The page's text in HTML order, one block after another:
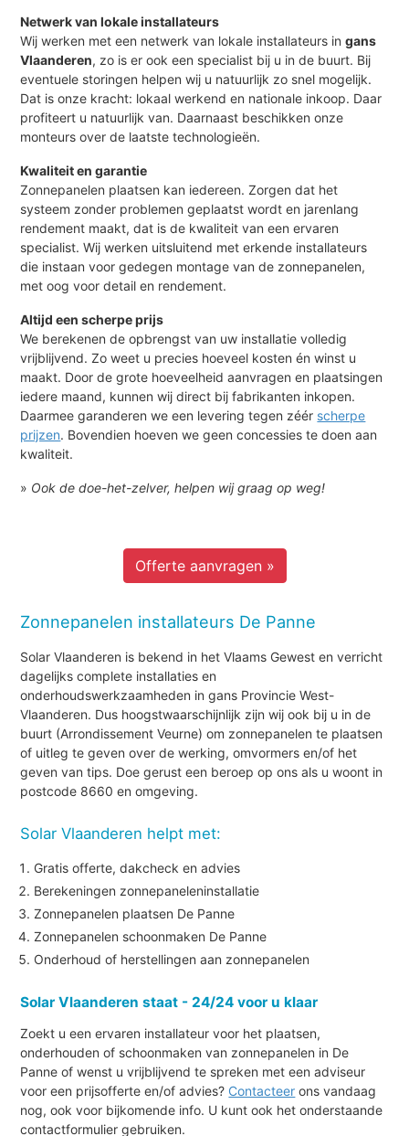
Netwerk van lokale installateurs
Wij werken met een netwerk van lokale installateurs ingans
Vlaanderen, zo is er ook een specialist bij u in de buurt. Bij
eventuele storingen helpen wij u natuurlijk zo snel mogelijk.
Dat is onze kracht: lokaal werkend en nationale inkoop. Daar
profiteert u natuurlijk van. Daarnaast beschikken onze
monteurs over de laatste technologieën.
Kwaliteit en garantie
Zonnepanelen plaatsen kan iedereen. Zorgen dat het
systeem zonder problemen geplaatst wordt en jarenlang
rendement maakt, dat is de kwaliteit van een ervaren
specialist. Wij werken uitsluitend met erkende installateurs
die instaan voor gedegen montage van de zonnepanelen,
met oog voor detail en rendement.
Altijd een scherpe prijs
We berekenen de opbrengst van uw installatie volledig
vrijblijvend. Zo weet u precies hoeveel kosten én winst u
maakt. Door de grote hoeveelheid aanvragen en plaatsingen
iedere maand, kunnen wij direct bij fabrikanten inkopen.
Daarmee garanderen we een levering tegen zéér scherpe
prijzen. Bovendien hoeven we geen concessies te doen aan
kwaliteit.
» Ook de doe-het-zelver, helpen wij graag op weg!
Offerte aanvragen »
Zonnepanelen installateurs De Panne
Solar Vlaanderen is bekend in het Vlaams Gewest en verricht
dagelijks complete installaties en
onderhoudswerkzaamheden in gans Provincie West-
Vlaanderen. Dus hoogstwaarschijnlijk zijn wij ook bij u in de
buurt (Arrondissement Veurne) om zonnepanelen te plaatsen
of uitleg te geven over de werking, omvormers en/of het
geven van tips. Doe gerust een beroep op ons als u woont in
postcode 8660 en omgeving.
Solar Vlaanderen helpt met:
Gratis offerte, dakcheck en advies
Berekeningen zonnepaneleninstallatie
Zonnepanelen plaatsen De Panne
Zonnepanelen schoonmaken De Panne
Onderhoud of herstellingen aan zonnepanelen
Solar Vlaanderen staat - 24/24 voor u klaar
Zoekt u een ervaren installateur voor het plaatsen,
onderhouden of schoonmaken van zonnepanelen in De
Panne of wenst u vrijblijvend te spreken met een adviseur
voor een prijsofferte en/of advies? Contacteer ons vandaag
nog, ook voor bijkomende info. U kunt ook het onderstaande
contactformulier gebruiken.